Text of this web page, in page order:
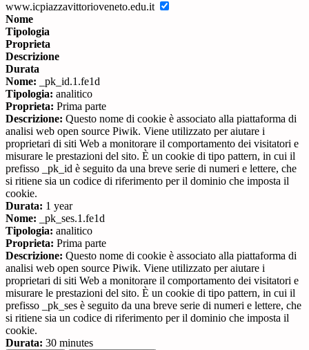
www.icpiazzavittorioveneto.edu.it
Nome
Tipologia
Proprieta
Descrizione
Durata
Nome: _pk_id.1.fe1d
Tipologia: analitico
Proprieta: Prima parte
Descrizione: Questo nome di cookie è associato alla piattaforma di
analisi web open source Piwik. Viene utilizzato per aiutare i
proprietari di siti Web a monitorare il comportamento dei visitatori e
misurare le prestazioni del sito. È un cookie di tipo pattern, in cui il
prefisso _pk_id è seguito da una breve serie di numeri e lettere, che
si ritiene sia un codice di riferimento per il dominio che imposta il
cookie.
Durata: 1 year
Nome: _pk_ses.1.fe1d
Tipologia: analitico
Proprieta: Prima parte
Descrizione: Questo nome di cookie è associato alla piattaforma di
analisi web open source Piwik. Viene utilizzato per aiutare i
proprietari di siti Web a monitorare il comportamento dei visitatori e
misurare le prestazioni del sito. È un cookie di tipo pattern, in cui il
prefisso _pk_ses è seguito da una breve serie di numeri e lettere, che
si ritiene sia un codice di riferimento per il dominio che imposta il
cookie.
Durata: 30 minutes